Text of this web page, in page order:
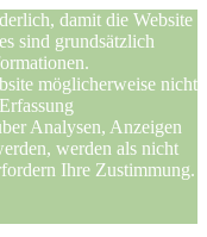
damit die Website
sind grundsätzlich
möglicherweise nicht
Analysen, Anzeigen
werden als nicht
Ihre Zustimmung.